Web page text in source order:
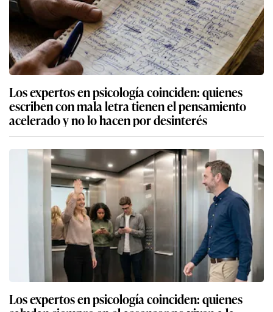
Los expertos en psicología coinciden: quienes
escriben con mala letra tienen el pensamiento
acelerado y no lo hacen por desinterés
Los expertos en psicología coinciden: quienes